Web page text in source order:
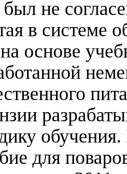
не
в системе
основе
для